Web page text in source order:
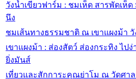
วังน้ำเขียวฟาร์ม : ชมเห็ด สารพัดเห็
นึง
ชมเส้นทางธรรมชาติ ณ เขาแผงม้า วั
เขาแผงม้า : ส่องสัตว์ ส่องกระทิง ไป
ยิ่งมันส์
เที่ยวและสักการะคุณย่าโม ณ วัดศาล